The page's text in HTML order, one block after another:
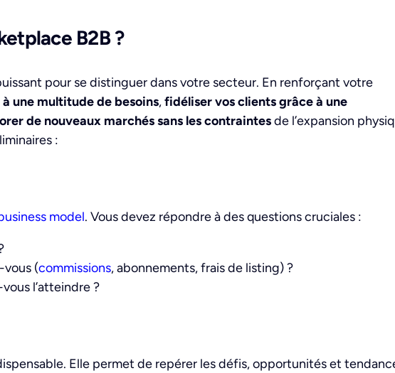
B2B ?
pour se distinguer dans votre secteur. En renforçant votre
une multitude de besoins,fidéliser vos clients grâce à une
de nouveaux marchés sans les contraintesde l’expansion
:
model. Vous devez répondre à des questions cruciales :
(commissions, abonnements, frais de listing) ?
l’atteindre ?
Elle permet de repérer les défis, opportunités et